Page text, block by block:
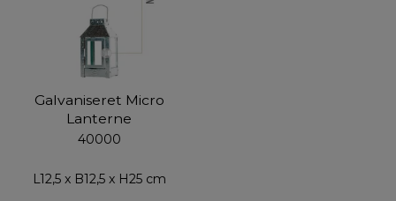
Galvaniseret Micro
Lanterne
40000
L12,5 x B12,5 x H25 cm